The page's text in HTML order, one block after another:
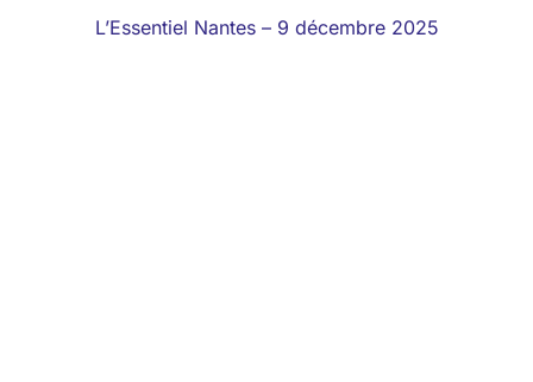
L’Essentiel Nantes – 9 décembre 2025